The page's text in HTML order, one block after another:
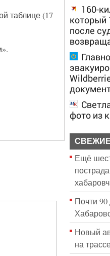
таблице (17
160-
который
после
фото из
Ещё
Почти
Новый
на